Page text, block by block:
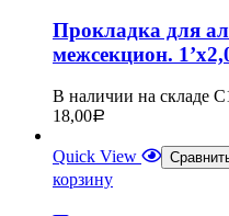
Прокладка для
межсекцион.
В наличии на складе
18,00Р
Quick View
корзину